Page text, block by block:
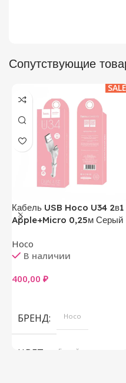
Сопутствующие
SALE
Кабель USB Hoco U34 2в1
Apple+Micro 0,25м Серый
Hoco
В наличии
400,00 ₽
БРЕНД Hoco
ЦВЕТ Белый